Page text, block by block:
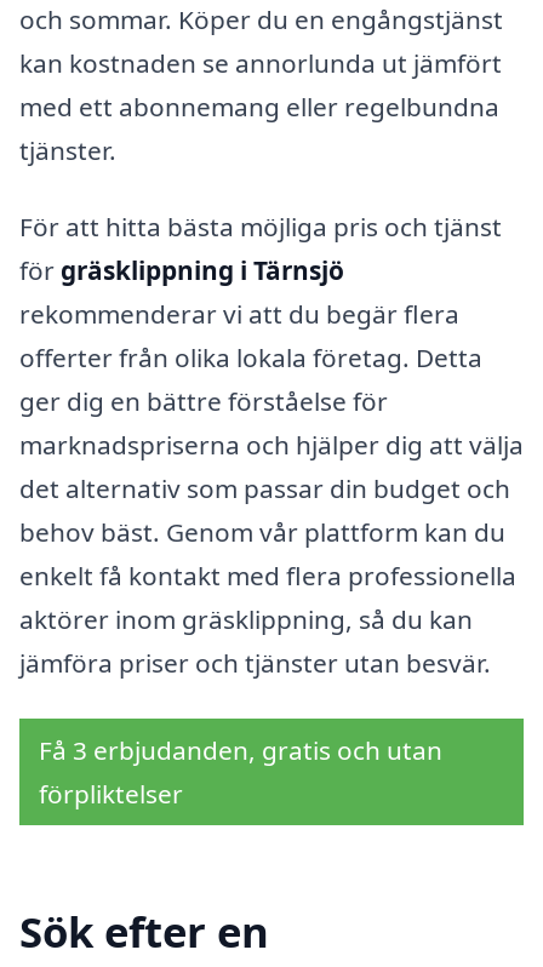
och sommar. Köper du en engångstjänst
kan kostnaden se annorlunda ut jämfört
med ett abonnemang eller regelbundna
tjänster.
För att hitta bästa möjliga pris och tjänst
för gräsklippning i Tärnsjö
rekommenderar vi att du begär flera
offerter från olika lokala företag. Detta
ger dig en bättre förståelse för
marknadspriserna och hjälper dig att välja
det alternativ som passar din budget och
behov bäst. Genom vår plattform kan du
enkelt få kontakt med flera professionella
aktörer inom gräsklippning, så du kan
jämföra priser och tjänster utan besvär.
Få 3 erbjudanden, gratis och utan
förpliktelser
Sök efter en